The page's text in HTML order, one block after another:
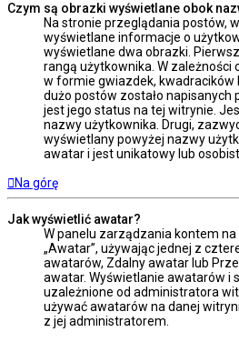
Czym są obrazki wyświetlane obok
Na stronie przeglądania postów,
wyświetlane informacje o
wyświetlane dwa obrazki.
rangą użytkownika. W zależności
w formie gwiazdek, kwadracików
dużo postów zostało napisanych
jest jego status na tej witrynie.
nazwy użytkownika. Drugi,
wyświetlany powyżej nazwy
awatar i jest unikatowy lub
Na górę
Jak wyświetlić awatar?
W panelu zarządzania kontem na
„Awatar”, używając jednej z
awatarów, Zdalny awatar lub
awatar. Wyświetlanie awatarów i
uzależnione od administratora
używać awatarów na danej
z jej administratorem.